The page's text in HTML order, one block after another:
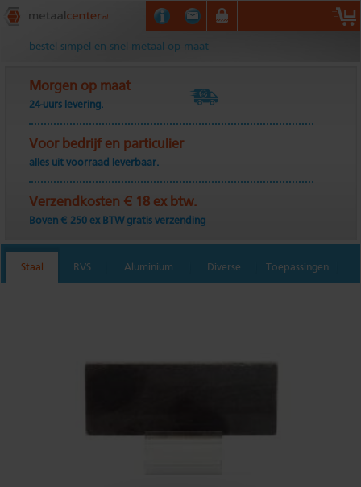
Metaalcenter.nl
bestel simpel en snel metaal op maat
Morgen op maat
24-uurs levering.
Voor bedrijf en particulier
alles uit voorraad leverbaar.
Verzendkosten € 18 ex btw.
Boven € 250 ex BTW gratis verzending
Staal RVS Aluminium Diverse Toepassingen